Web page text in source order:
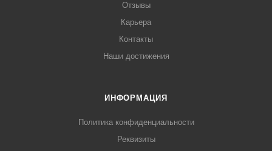
Отзывы
Карьера
Контакты
Наши достижения
ИНФОРМАЦИЯ
Политика конфиденциальности
Реквизиты